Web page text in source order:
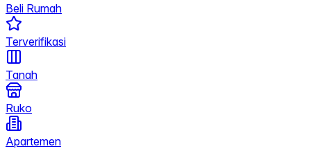
Beli Rumah
Terverifikasi
Tanah
Ruko
Apartemen